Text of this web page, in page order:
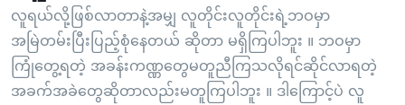
လူရယ်လို့ဖြစ်လာတာနဲ့အမျှ လူတိုင်းလူတိုင်းရဲ့ဘဝမှာ
အမြဲတမ်းပြီးပြည့်စုံနေတယ် ဆိုတာ မရှိကြပါဘူး ။ ဘဝမှာ
ကြုံတွေ့ရတဲ့ အခန်းကဏ္ဏတွေမတူညီကြသလိုရင်ဆိုင်လာရတဲ့
အခက်အခဲတွေဆိုတာလည်းမတူကြပါဘူး ။ ဒါကြောင့်ပဲ လူ